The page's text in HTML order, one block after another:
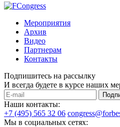
Мероприятия
Архив
Видео
Партнерам
Контакты
Подпишитесь на рассылку
И всегда будете в курсе наших
Наши контакты:
+7 (495) 565 32 06
Мы в социальных сетях: